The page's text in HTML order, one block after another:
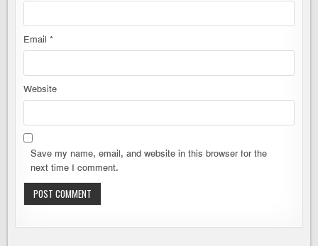
Email*
Website
Save my name, email, and website in this browser for the
next time I comment.